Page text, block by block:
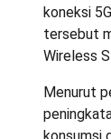
koneksi
tersebut
Wireless
Menurut